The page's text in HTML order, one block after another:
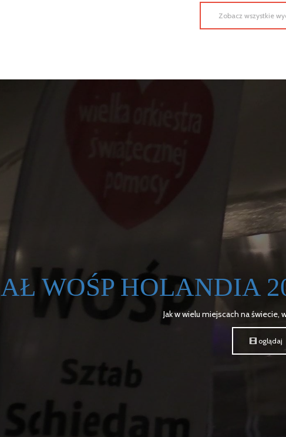
Zobacz wszystkie
WOŚP HOLANDIA
Jak w wielu miejscach na świecie,
oglądaj